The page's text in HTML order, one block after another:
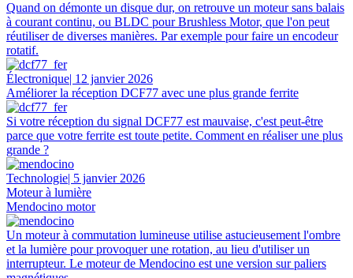
Quand on démonte un disque dur, on retrouve un moteur sans balais
à courant continu, ou BLDC pour Brushless Motor, que l'on peut
réutiliser de diverses manières. Par exemple pour faire un encodeur
rotatif.
Électronique| 12 janvier 2026
Améliorer la réception DCF77 avec une plus grande ferrite
Si votre réception du signal DCF77 est mauvaise, c'est peut-être
parce que votre ferrite est toute petite. Comment en réaliser une plus
grande ?
Technologie| 5 janvier 2026
Moteur à lumière
Mendocino motor
Un moteur à commutation lumineuse utilise astucieusement l'ombre
et la lumière pour provoquer une rotation, au lieu d'utiliser un
interrupteur. Le moteur de Mendocino est une version sur paliers